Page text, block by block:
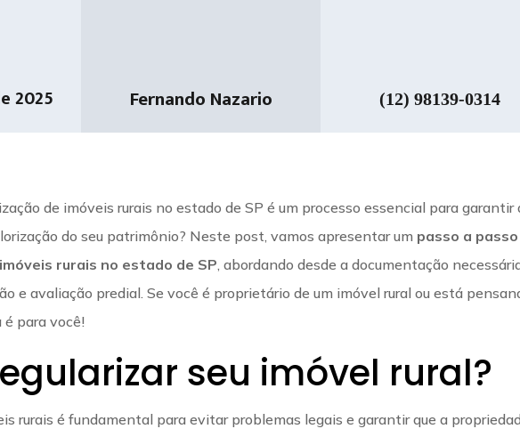
2025 Fernando Nazario (12) 98139-0314
de imóveis rurais no estado de SP é um processo essencial para garantir
do seu patrimônio? Neste post, vamos apresentar um passo a passo
rurais no estado de SP , abordando desde a documentação
e avaliação predial. Se você é proprietário de um imóvel rural ou está
é para você!
seu imóvel rural?
rurais é fundamental para evitar problemas legais e garantir que a